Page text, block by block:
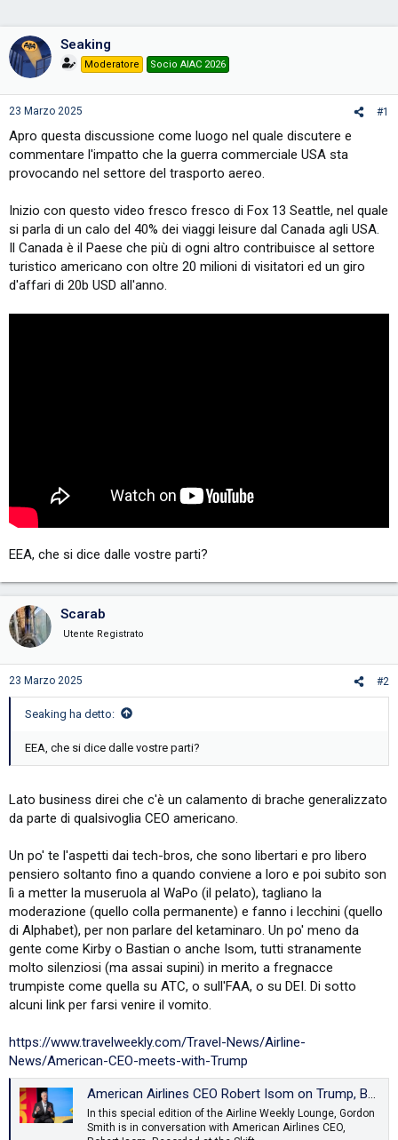
Seaking
Moderatore Socio AIAC 2026
23 Marzo 2025 #1
Apro questa discussione come luogo nel quale discutere e
commentare l'impatto che la guerra commerciale USA sta
provocando nel settore del trasporto aereo.
Inizio con questo video fresco fresco di Fox 13 Seattle, nel quale
si parla di un calo del 40% dei viaggi leisure dal Canada agli USA.
Il Canada è il Paese che più di ogni altro contribuisce al settore
turistico americano con oltre 20 milioni di visitatori ed un giro
d'affari di 20b USD all'anno.
EEA, che si dice dalle vostre parti?
Scarab
Utente Registrato
23 Marzo 2025 #2
Seaking ha detto:
EEA, che si dice dalle vostre parti?
Lato business direi che c'è un calamento di brache generalizzato
da parte di qualsivoglia CEO americano.
Un po' te l'aspetti dai tech-bros, che sono libertari e pro libero
pensiero soltanto fino a quando conviene a loro e poi subito son
lì a metter la museruola al WaPo (il pelato), tagliano la
moderazione (quello colla permanente) e fanno i lecchini (quello
di Alphabet), per non parlare del ketaminaro. Un po' meno da
gente come Kirby o Bastian o anche Isom, tutti stranamente
molto silenziosi (ma assai supini) in merito a fregnacce
trumpiste come quella su ATC, o sull'FAA, o su DEI. Di sotto
alcuni link per farsi venire il vomito.
https://www.travelweekly.com/Travel-News/Airline-
News/American-CEO-meets-with-Trump
American Airlines CEO Robert Isom on Trump, Boeing and New Routes
In this special edition of the Airline Weekly Lounge, Gordon
Smith is in conversation with American Airlines CEO,